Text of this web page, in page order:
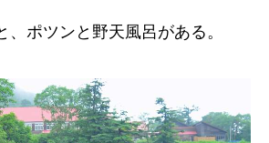
、ポツンと野天風呂がある。